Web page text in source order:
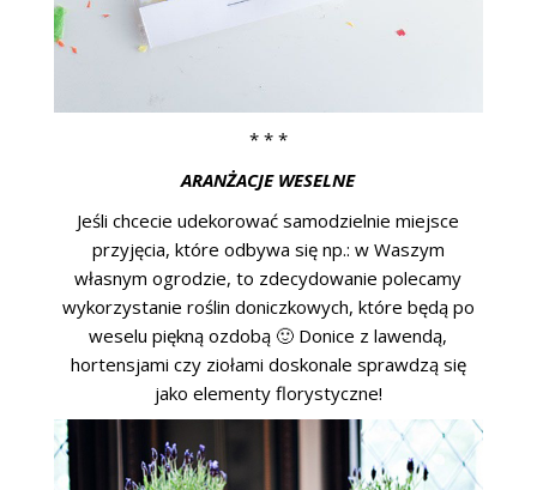
* * *
ARANŻACJE WESELNE
Jeśli chcecie udekorować samodzielnie miejsce
przyjęcia, które odbywa się np.: w Waszym
własnym ogrodzie, to zdecydowanie polecamy
wykorzystanie roślin doniczkowych, które będą po
weselu piękną ozdobą 🙂 Donice z lawendą,
hortensjami czy ziołami doskonale sprawdzą się
jako elementy florystyczne!